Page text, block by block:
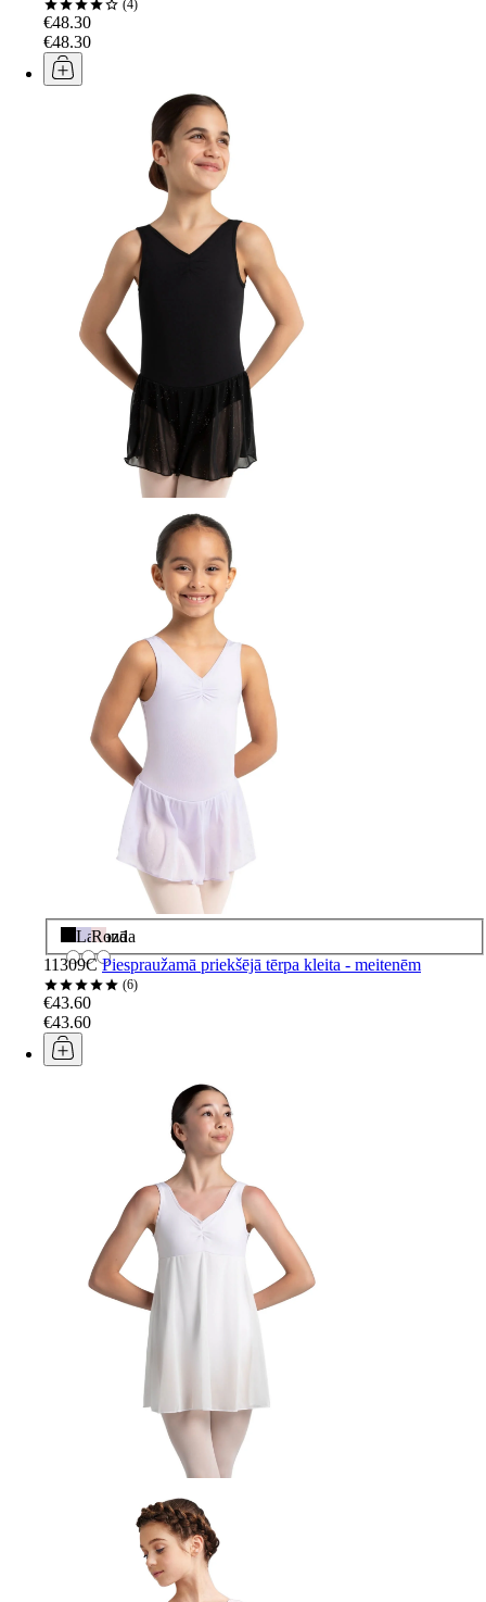
4
€48.30
€48.30
Melns
Lavanda
Rozā
11309C Piespraužamā priekšējā tērpa kleita - meitenēm
6
€43.60
€43.60